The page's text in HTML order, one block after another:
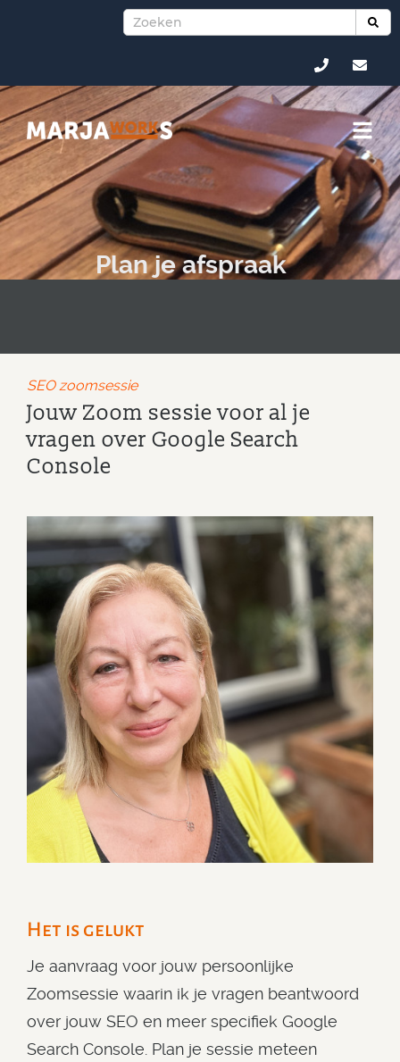
Plan je afspraak
SEO zoomsessie
Jouw Zoom sessie voor al je
vragen over Google Search
Console
Het is gelukt
Je aanvraag voor jouw persoonlijke
Zoomsessie waarin ik je vragen beantwoord
over jouw SEO en meer specifiek Google
Search Console. Plan je sessie meteen